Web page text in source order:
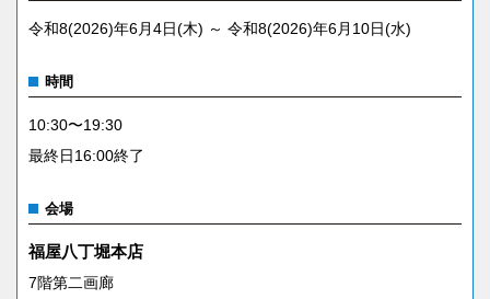
令和8(2026)年6月4日(木) ～ 令和8(2026)年6月10日(水)
時間
10:30〜19:30
最終日16:00終了
会場
福屋八丁堀本店
7階第二画廊